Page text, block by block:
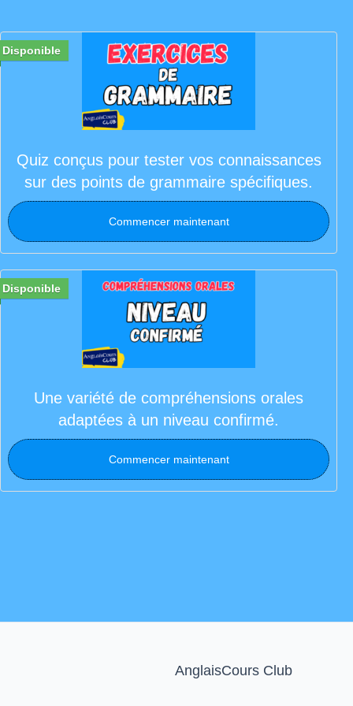
Disponible
Quiz conçus pour tester vos connaissances
sur des points de grammaire spécifiques.
Commencer maintenant
Disponible
Une variété de compréhensions orales
adaptées à un niveau confirmé.
Commencer maintenant
AnglaisCours Club